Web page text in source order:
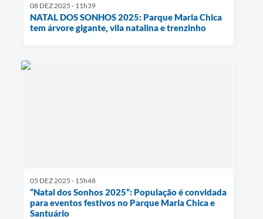
08 DEZ 2025 - 11h39
NATAL DOS SONHOS 2025: Parque Maria Chica
tem árvore gigante, vila natalina e trenzinho
05 DEZ 2025 - 15h48
“Natal dos Sonhos 2025”: População é convidada
para eventos festivos no Parque Maria Chica e
Santuário